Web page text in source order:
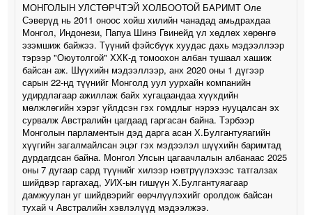
МОНГОЛЫН УЛСТӨРЧТЭЙ ХОЛБООТОЙ БАРИМТ Оле
Сэверүд нь 2011 оноос хойш хилийн чанадад амьдрахдаа
Монгол, Индонези, Папуа Шинэ Гвинейд үл хөдлөх хөрөнгө
эзэмшиж байжээ. Түүний фэйсбүүк хуудас дахь мэдээллээр
тэрээр "Оюутолгой" ХХК-д томоохон албан тушаал хашиж
байсан аж. Шүүхийн мэдээллээр, анх 2020 оны 1 дүгээр
сарын 22-нд түүнийг Монголд уул уурхайн компанийн
удирдлагаар ажиллаж байх хугацаандаа хүүхдийн
мөлжлөгийн хэрэг үйлдсэн гэх гомдлыг нэрээ нууцалсан эх
сурвалж Австралийн цагдаад гаргасан байна. Тэрбээр
Монголын парламентын дэд дарга асан Х.Булгантуяагийн
хүүгийн загалмайлсан эцэг гэх мэдээлэл шүүхийн баримтад
дурдагдсан байна. Монгол Улсын цагаачлалын албанаас 2025
оны 7 дугаар сард түүнийг хилээр нэвтрүүлэхээс татгалзах
шийдвэр гаргахад, УИХ-ын гишүүн Х.Булгантуяагаар
дамжуулан уг шийдвэрийг өөрчлүүлэхийг оролдож байсан
тухай ч Австралийн хэвлэлүүд мэдээлжээ.